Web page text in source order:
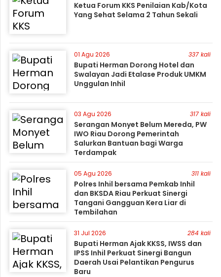
Ketua Forum KKS Penilaian Kab/Kota
Yang Sehat Selama 2 Tahun Sekali
01 Agu 2026 337 kali
Bupati Herman Dorong Hotel dan
Swalayan Jadi Etalase Produk UMKM
Unggulan Inhil
03 Agu 2026 317 kali
Serangan Monyet Belum Mereda, PW
IWO Riau Dorong Pemerintah
Salurkan Bantuan bagi Warga
Terdampak
05 Agu 2026 311 kali
Polres Inhil bersama Pemkab Inhil
dan BKSDA Riau Perkuat Sinergi
Tangani Gangguan Kera Liar di
Tembilahan
31 Jul 2026 284 kali
Bupati Herman Ajak KKSS, IWSS dan
IPSS Inhil Perkuat Sinergi Bangun
Daerah Usai Pelantikan Pengurus
Baru